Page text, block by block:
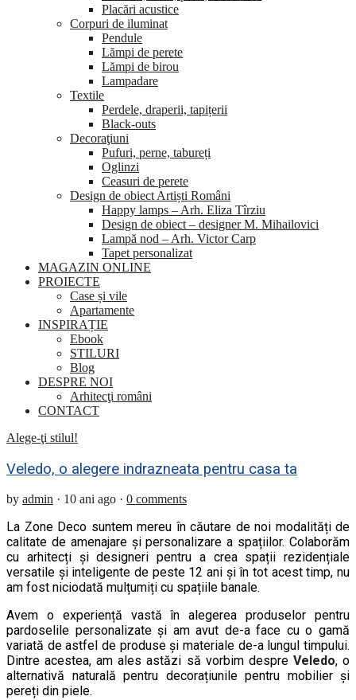
Placări acustice
Corpuri de iluminat
Pendule
Lămpi de perete
Lămpi de birou
Lampadare
Textile
Perdele, draperii, tapițerii
Black-outs
Decoraţiuni
Pufuri, perne, tabureți
Oglinzi
Ceasuri de perete
Design de obiect Artiști Români
Happy lamps – Arh. Eliza Tîrziu
Design de obiect – designer M. Mihailovici
Lampă nod – Arh. Victor Carp
Tapet personalizat
MAGAZIN ONLINE
PROIECTE
Case și vile
Apartamente
INSPIRAȚIE
Ebook
STILURI
Blog
DESPRE NOI
Arhitecţi români
CONTACT
Alege-ţi stilul!
Veledo, o alegere indrazneata pentru casa ta
by admin · 10 ani ago · 0 comments
La Zone Deco suntem mereu în căutare de noi modalități de
calitate de amenajare și personalizare a spațiilor. Colaborăm
cu arhitecți și designeri pentru a crea spații rezidențiale
versatile și inteligente de peste 12 ani și în tot acest timp, nu
am fost niciodată mulțumiți cu spațiile banale.
Avem o experiență vastă în alegerea produselor pentru
pardoselile personalizate și am avut de-a face cu o gamă
variată de astfel de produse și materiale de-a lungul timpului.
Dintre acestea, am ales astăzi să vorbim despre Veledo, o
alternativă naturală pentru decorațiunile pentru mobilier și
pereți din piele.